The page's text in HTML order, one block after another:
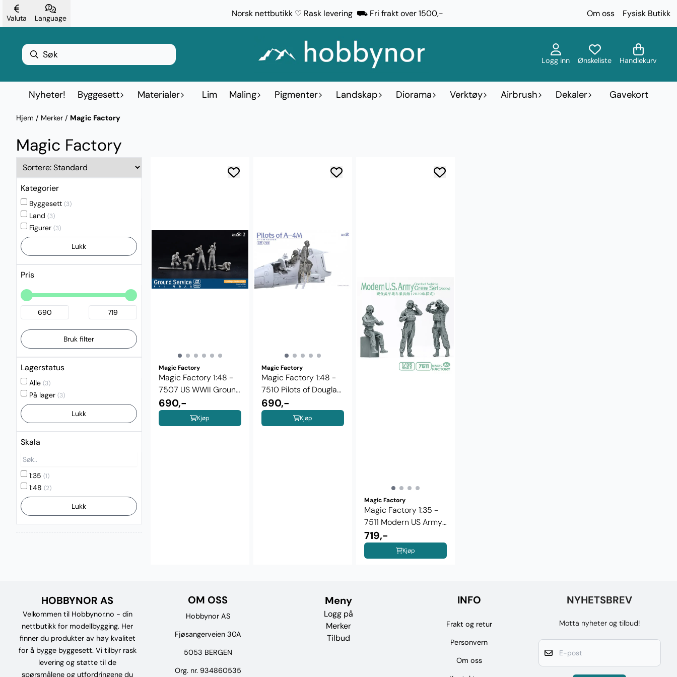
Hopp til innhold
Valuta Language Norsk nettbutikk ♡ Rask levering ⛟ Fri frakt over 1500,- Om oss Fysisk Butikk
Logg inn Ønskeliste Handlekurv
Nyheter! Byggesett Materialer Lim Maling Pigmenter Landskap Diorama Verktøy Airbrush Dekaler Gavekort
Hjem / Merker / Magic Factory
Magic Factory
Kategorier
Byggesett (3)
Land (3)
Figurer (3)
Lukk
Pris
Bruk filter
Lagerstatus
Alle (3)
På lager (3)
Lukk
Skala
1:35 (1)
1:48 (2)
Lukk
Magic Factory
Magic Factory 1:48 -
7507 US WWII Ground
Service ...
690,-
Kjøp
Magic Factory
Magic Factory 1:48 -
7510 Pilots of Douglas
A-4 M ...
690,-
Kjøp
Magic Factory
Magic Factory 1:35 -
7511 Modern US Army
Combat ...
719,-
Kjøp
HOBBYNOR AS
Velkommen til Hobbynor.no - din
nettbutikk for modellbygging. Her
finner du produkter av høy kvalitet
for å bygge byggesett. Vi tilbyr rask
levering og støtte til de
spørsmålene og utfordringene du
OM OSS
Hobbynor AS
Fjøsangerveien 30A
5053 BERGEN
Org. nr. 934860535
Meny
Logg på
Merker
Tilbud
INFO
Frakt og retur
Personvern
Om oss
NYHETSBREV
Motta nyheter og tilbud!